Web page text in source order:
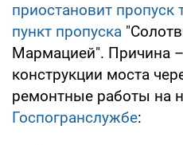
приостановит пропуск
пункт пропуска
Мармацией". Причина
конструкции моста
ремонтные работы на
Госпогранслужбе: